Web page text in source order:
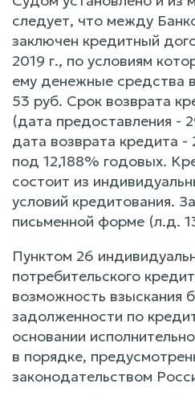
следует, что между
заключен кредитный
2019 г., по условиям
ему денежные средства
53 руб. Срок возврата
(дата предоставления -
дата возврата кредита -
под 12,188% годовых.
состоит из
условий кредитования.
письменной форме (л.д.
Пунктом 26
потребительского
возможность взыскания
задолженности по
основании
в порядке,
законодательством